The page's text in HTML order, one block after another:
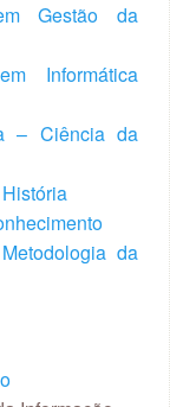
Gestão da
Informática
– Ciência da
da